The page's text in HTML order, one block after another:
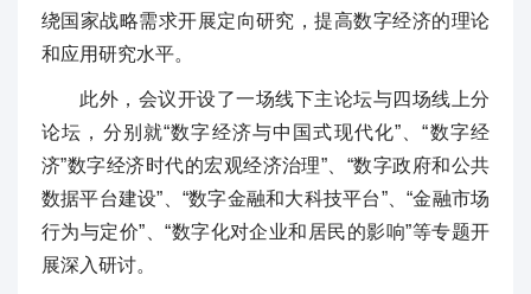
绕国家战略需求开展定向研究，提高数字经济的理论
和应用研究水平。
此外，会议开设了一场线下主论坛与四场线上分
论坛，分别就“数字经济与中国式现代化”、“数字经
济”数字经济时代的宏观经济治理”、“数字政府和公共
数据平台建设”、“数字金融和大科技平台”、“金融市场
行为与定价”、“数字化对企业和居民的影响”等专题开
展深入研讨。